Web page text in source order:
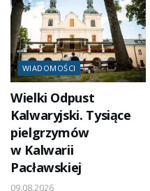
WIADOMOŚCI
Wielki Odpust
Kalwaryjski. Tysiące
pielgrzymów
w Kalwarii
Pacławskiej
09.08.2026